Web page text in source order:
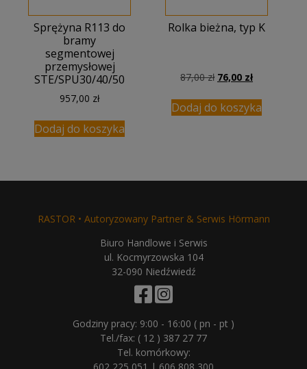
Sprężyna R113 do
bramy
segmentowej
przemysłowej
STE/SPU30/40/50
957,00 zł
Dodaj do koszyka
Rolka bieżna, typ K
87,00zł Pierwotna
wynosiła:
87,00 zł.
76,00 złAktualna
wynosi:
76,00 zł.
Dodaj do koszyka
RASTOR • Autoryzowany Partner & Serwis Hörmann
Biuro Handlowe i Serwis
ul. Kocmyrzowska 104
32-090 Niedźwiedź
Godziny pracy: 9:00 - 16:00 ( pn - pt )
Tel./fax: ( 12 ) 387 27 77
Tel. komórkowy: